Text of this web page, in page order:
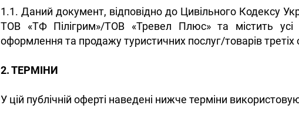
1.1. Даний документ, відповідно до Цивільного Кодексу
ТОВ «ТФ Пілігрим»/ТОВ «Тревел Плюс» та містить
оформлення та продажу туристичних послуг/товарів третіх
2. ТЕРМІНИ
У цій публічній оферті наведені нижче терміни